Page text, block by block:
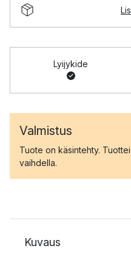
Lyijykide
Valmistus
Tuote on käsintehty.
vaihdella.
Kuvaus